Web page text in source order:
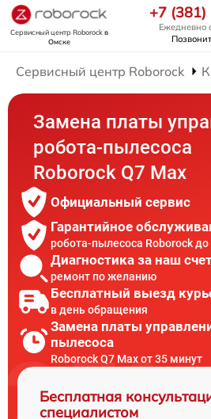
Сервисный центр Roborockв
Омске
+7
Ежедневно
Сервисный центр Roborock
Замена платы
робота-пылесоса
Roborock Q7 Max
Официальный сервис
Гарантийное
робота-пылесоса Roborock до
Диагностика за наш
ремонт по желанию
Бесплатный выезд
в день обращения
Замена платы
пылесоса
Roborock Q7 Max от 35 минут
Бесплатная
специалистом